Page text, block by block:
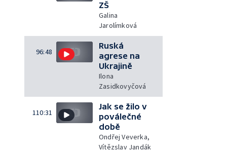
ZŠ
Galina
Jarolímková
96:48
Ruská
agrese na
Ukrajině
Ilona
Zasidkovyčová
110:31
Jak se žilo v
poválečné
době
Ondřej Veverka,
Vítězslav Jandák